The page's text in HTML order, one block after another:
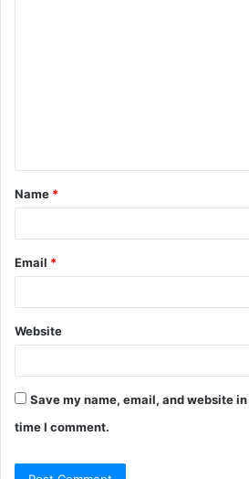
Name *
Email *
Website
Save my name, email, and website
time I comment.